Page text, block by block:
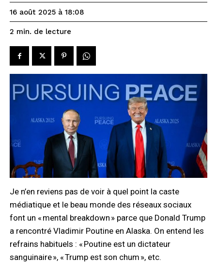
16 août 2025 à 18:08
2 min. de lecture
Je n’en reviens pas de voir à quel point la caste
médiatique et le beau monde des réseaux sociaux
font un « mental breakdown » parce que Donald Trump
a rencontré Vladimir Poutine en Alaska. On entend les
refrains habituels : « Poutine est un dictateur
sanguinaire », « Trump est son chum », etc.